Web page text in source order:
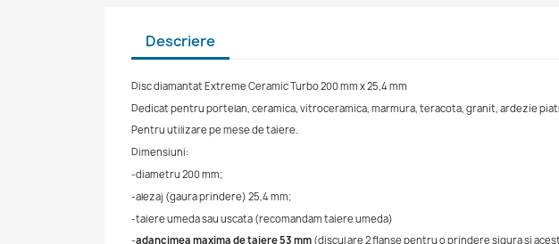
Descriere
Disc diamantat Extreme Ceramic Turbo 200 mm x 25,4 mm
Dedicat pentru portelan, ceramica, vitroceramica, marmura, teracota, granit, ardezie
Pentru utilizare pe mese de taiere.
Dimensiuni:
-diametru 200 mm;
-alezaj (gaura prindere) 25,4 mm;
-taiere umeda sau uscata (recomandam taiere umeda)
-adancimea maxima de taiere 53 mm (discul are 2 flanse pentru o prindere sigura si